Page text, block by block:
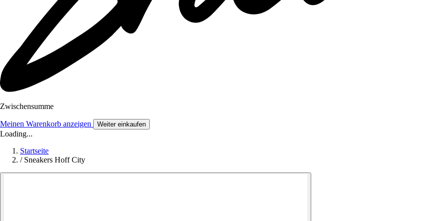
Zwischensumme
Meinen Warenkorb anzeigen Weiter einkaufen
Loading...
Startseite
/ Sneakers Hoff City